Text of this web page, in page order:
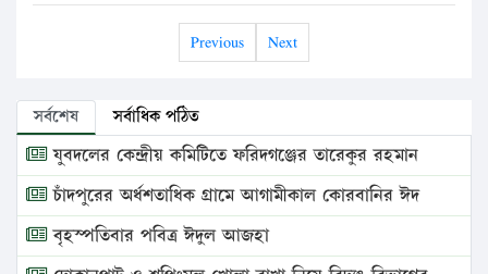
Previous Next
সর্বশেষ সর্বাধিক পঠিত
যুবদলের কেন্দ্রীয় কমিটিতে ফরিদগঞ্জের তারেকুর রহমান
চাঁদপুরের অর্ধশতাধিক গ্রামে আগামীকাল কোরবানির ঈদ
বৃহস্পতিবার পবিত্র ঈদুল আজহা